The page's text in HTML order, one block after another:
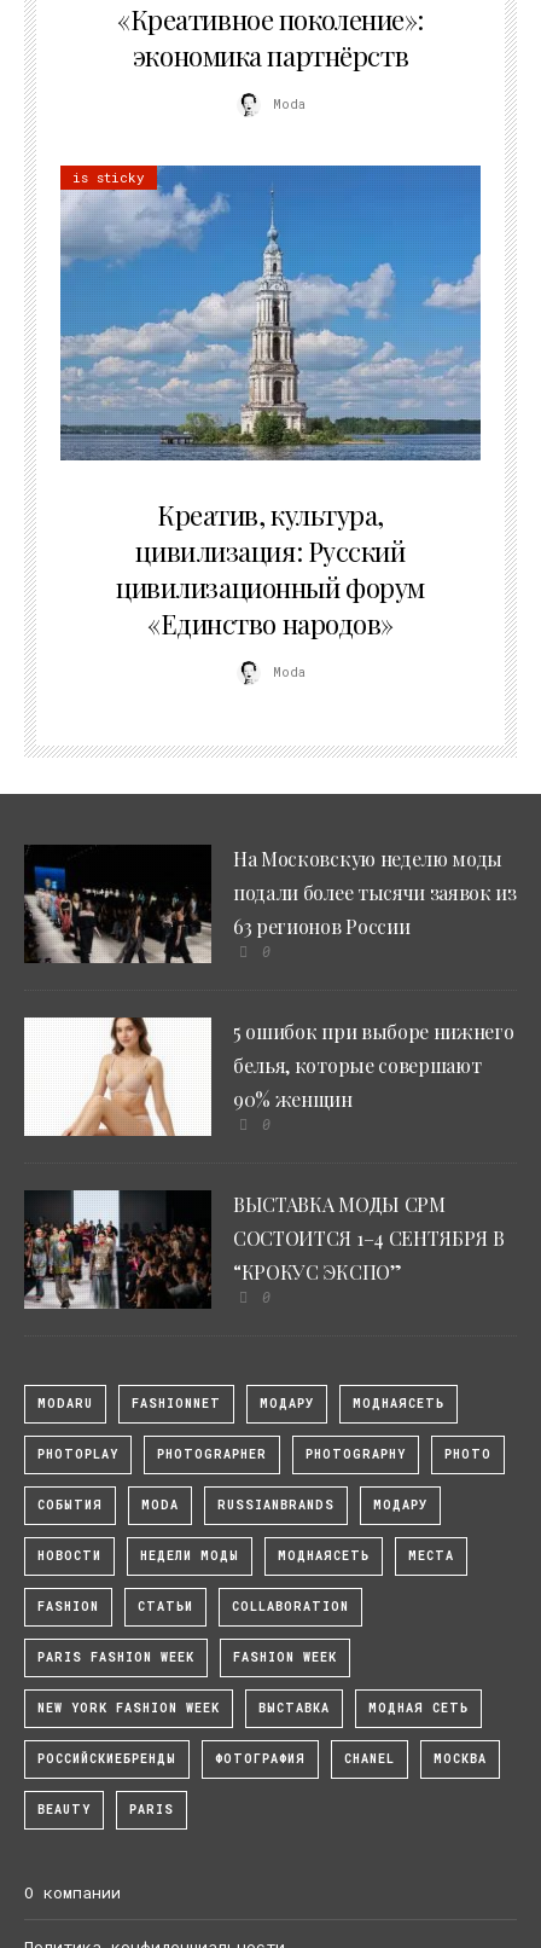
«Креативное поколение»:
экономика партнёрств
Moda
is sticky
Креатив, культура,
цивилизация: Русский
цивилизационный форум
«Единство народов»
Moda
На Московскую неделю моды
подали более тысячи заявок из
63 регионов России
0
5 ошибок при выборе нижнего
белья, которые совершают
90% женщин
0
ВЫСТАВКА МОДЫ CPM
СОСТОИТСЯ 1–4 СЕНТЯБРЯ В
“КРОКУС ЭКСПО”
0
MODARU FASHIONNET МОДАРУ МОДНАЯСЕТЬ
PHOTOPLAY PHOTOGRAPHER PHOTOGRAPHY PHOTO
СОБЫТИЯ MODA RUSSIANBRANDS МОДАРУ
НОВОСТИ НЕДЕЛИ МОДЫ МОДНАЯСЕТЬ МЕСТА
FASHION СТАТЬИ COLLABORATION
PARIS FASHION WEEK FASHION WEEK
NEW YORK FASHION WEEK ВЫСТАВКА МОДНАЯ СЕТЬ
РОССИЙСКИЕБРЕНДЫ ФОТОГРАФИЯ CHANEL МОСКВА
BEAUTY PARIS
О компании